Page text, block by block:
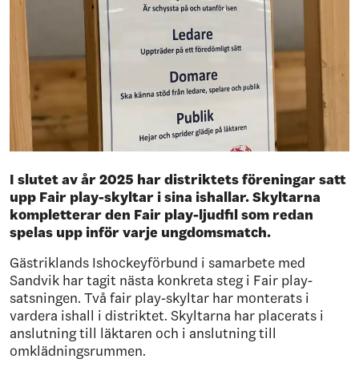
I slutet av år 2025 har distriktets föreningar satt
upp Fair play-skyltar i sina ishallar. Skyltarna
kompletterar den Fair play-ljudfil som redan
spelas upp inför varje ungdomsmatch.
Gästriklands Ishockeyförbund i samarbete med
Sandvik har tagit nästa konkreta steg i Fair play-
satsningen. Två fair play-skyltar har monterats i
vardera ishall i distriktet. Skyltarna har placerats i
anslutning till läktaren och i anslutning till
omklädningsrummen.